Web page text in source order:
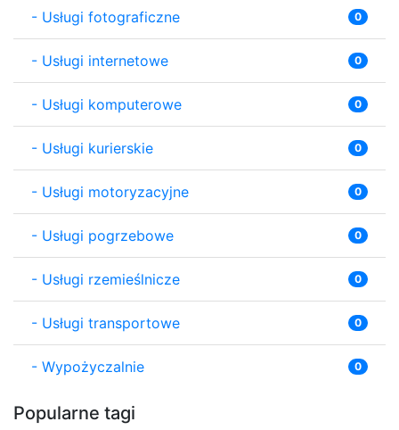
- Usługi fotograficzne 0
- Usługi internetowe 0
- Usługi komputerowe 0
- Usługi kurierskie 0
- Usługi motoryzacyjne 0
- Usługi pogrzebowe 0
- Usługi rzemieślnicze 0
- Usługi transportowe 0
- Wypożyczalnie 0
Popularne tagi